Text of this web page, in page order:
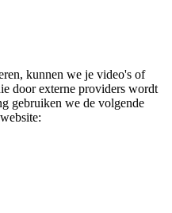
kunnen we je video's of
door externe providers wordt
gebruiken we de volgende